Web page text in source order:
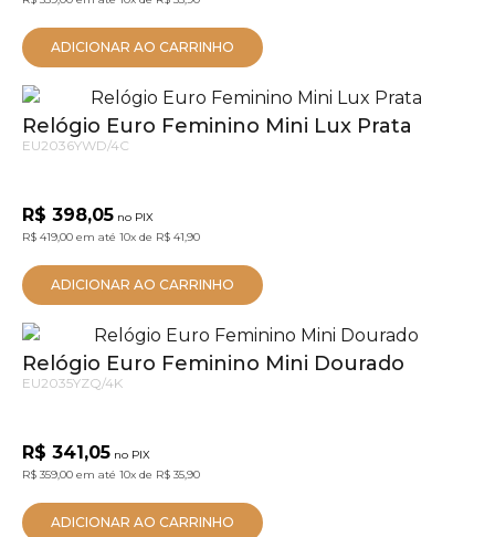
ADICIONAR AO CARRINHO
Relógio Euro Feminino Mini Lux Prata
EU2036YWD/4C
R$ 398,05 no PIX
R$ 419,00 em até 10x de R$ 41,90
ADICIONAR AO CARRINHO
Relógio Euro Feminino Mini Dourado
EU2035YZQ/4K
R$ 341,05 no PIX
R$ 359,00 em até 10x de R$ 35,90
ADICIONAR AO CARRINHO